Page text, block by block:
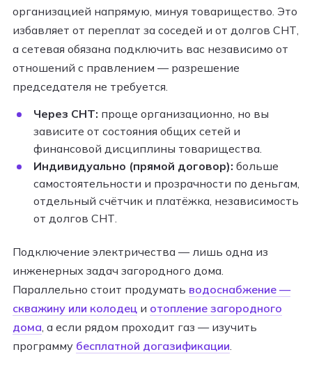
организацией напрямую, минуя товарищество. Это
избавляет от переплат за соседей и от долгов СНТ,
а сетевая обязана подключить вас независимо от
отношений с правлением — разрешение
председателя не требуется.
Через СНТ: проще организационно, но вы
зависите от состояния общих сетей и
финансовой дисциплины товарищества.
Индивидуально (прямой договор): больше
самостоятельности и прозрачности по деньгам,
отдельный счётчик и платёжка, независимость
от долгов СНТ.
Подключение электричества — лишь одна из
инженерных задач загородного дома.
Параллельно стоит продумать водоснабжение —
скважину или колодец и отопление загородного
дома , а если рядом проходит газ — изучить
программу бесплатной догазификации